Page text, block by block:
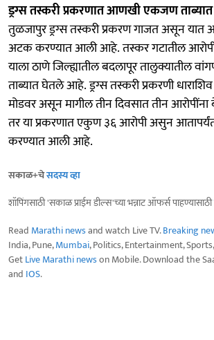
ड्रग्स तस्करी प्रकरणात आणखी एकजण ताब्यात
तुळजापुर ड्रग्स तस्करी प्रकरण गाजत असून
अटक करण्यात आली आहे. तस्कर गटातील आरोपी
याला ठाणे जिल्ह्यातील बदलापूर तालुक्यातील
ताब्यात घेतले आहे. ड्रग्स तस्करी प्रकरणी
मोडवर असून मागील तीन दिवसात तीन
तर या प्रकरणात एकुण ३६ आरोपी असुन
करण्यात आली आहे.
सकाळ+चेसदस्य व्हा
शॉपिंगसाठी 'सकाळ प्राईम डील्स'च्या भन्नाट ऑफर्स पाहण्यासाठी
Read Marathi newsand watch Live TV.Breaking
India, Pune,Mumbai, Politics, Entertainment,
GetLive Marathi newson Mobile. Download the
and IOS.